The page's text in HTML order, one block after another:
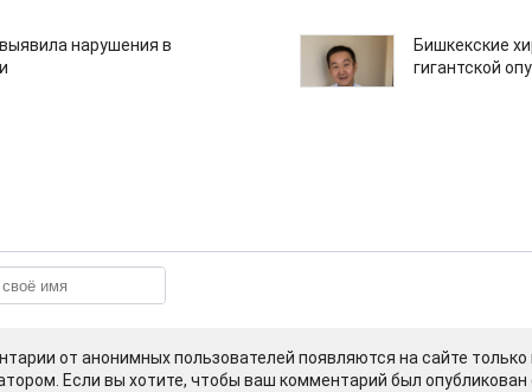
нарушения в
Бишкекские
гигантской
от анонимных пользователей появляются на сайте только
Если вы хотите, чтобы ваш комментарий был опубликован